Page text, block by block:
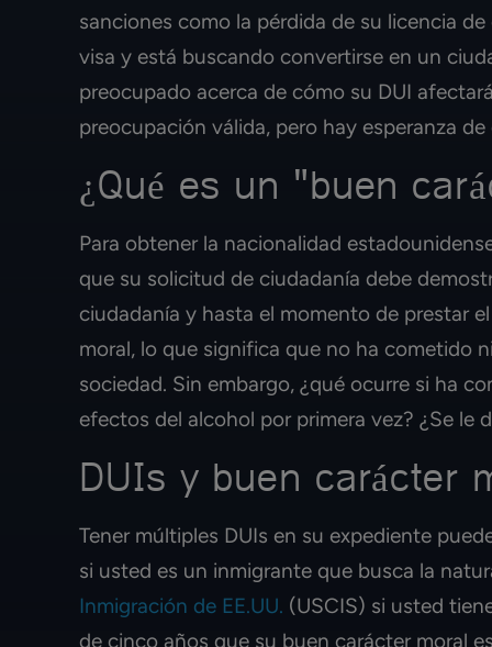
sanciones como la pérdida de su licencia
visa y está buscando convertirse en un
preocupado acerca de cómo su DUI
preocupación válida, pero hay esperanza
¿Qué es un "buen
Para obtener la nacionalidad
que su solicitud de ciudadanía debe
ciudadanía y hasta el momento de prestar
moral, lo que significa que no ha cometido
sociedad. Sin embargo, ¿qué ocurre si ha
efectos del alcohol por primera vez? ¿Se le
DUIs y buen carácter
Tener múltiples DUIs en su expediente
si usted es un inmigrante que busca la
Inmigración de EE.UU. (USCIS) si usted
de cinco años que su buen carácter moral